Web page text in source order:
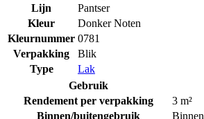
Lijn
Pantser
Kleur
Donker Noten
Kleurnummer 0781
Verpakking
Blik
Type
Lak
Gebruik
Rendement per verpakking
3 m²
Binnen/buitengebruik
Binnen